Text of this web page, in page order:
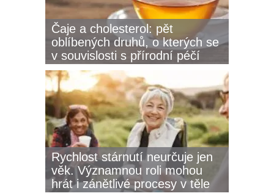
Čaje a cholesterol: pět
oblíbených druhů, o kterých se
v souvislosti s přírodní péčí
mluví nejčastěji
Rychlost stárnutí neurčuje jen
věk. Významnou roli mohou
hrát i zánětlivé procesy v těle